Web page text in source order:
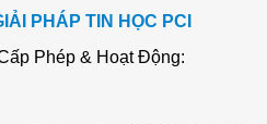
PHÁP TIN HỌC PCI
Phép & Hoạt Động: